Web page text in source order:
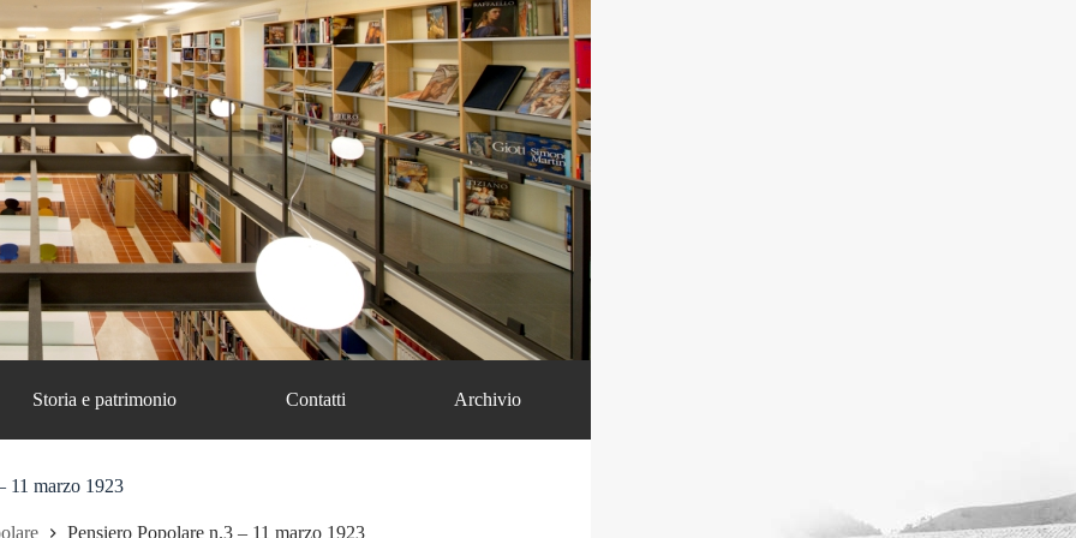
Storia e patrimonio Contatti Archivio
11 marzo 1923
Pensiero Popolare n.3 – 11 marzo 1923